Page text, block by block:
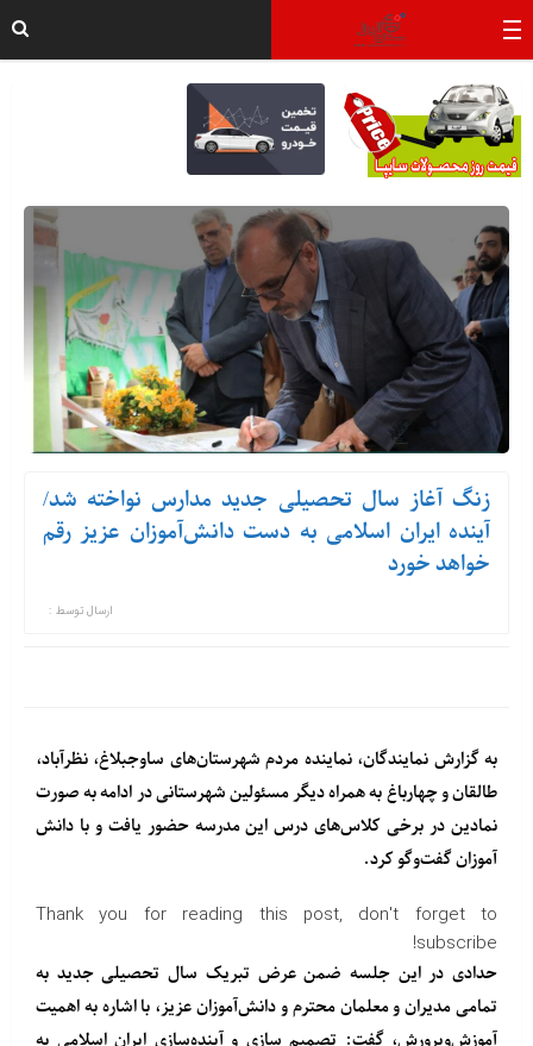
زنگ آغاز سال تحصیلی جدید مدارس نواخته شد/
آینده ایران اسلامی به دست دانش‌آموزان عزیز رقم
خواهد خورد
ارسال توسط :
به گزارش نمایندگان،نماینده مردم شهرستان‌های ساوجبلاغ، نظرآباد،
طالقان و چهارباغ به همراه دیگر مسئولین شهرستانی در ادامه به صورت
نمادین در برخی کلاس‌های درس این مدرسه حضور یافت و با دانش
آموزان گفت‌وگو کرد.
Thank you for reading this post, don't forget to
subscribe!
حدادی در این جلسه ضمن عرض تبریک سال تحصیلی جدید به
تمامی مدیران و معلمان محترم و دانش‌آموزان عزیز، با اشاره به اهمیت
آموزش‌وپرورش، گفت: تصمیم سازی و آینده‌سازی ایران اسلامی به